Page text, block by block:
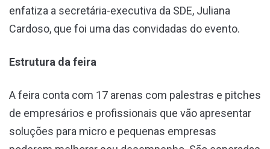
enfatiza a secretária-executiva da SDE, Juliana
Cardoso, que foi uma das convidadas do evento.
Estrutura da feira
A feira conta com 17 arenas com palestras e pitches
de empresários e profissionais que vão apresentar
soluções para micro e pequenas empresas